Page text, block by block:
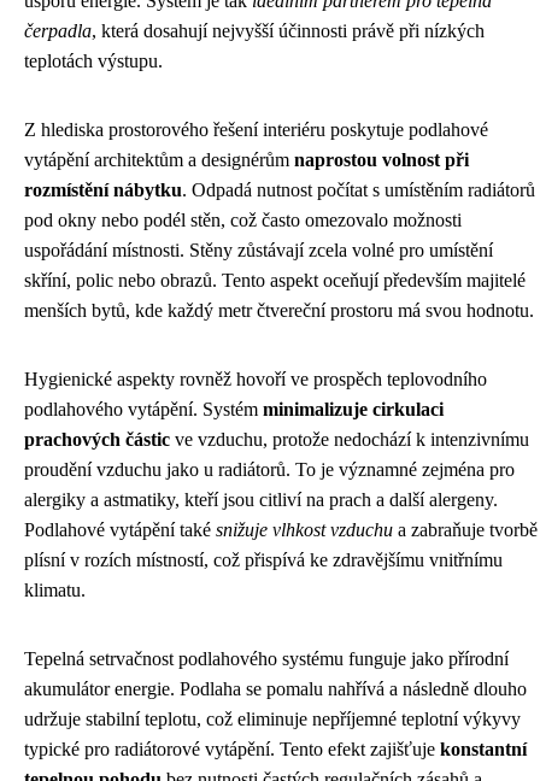
čerpadla, která dosahují nejvyšší účinnosti právě při nízkých
teplotách výstupu.
Z hlediska prostorového řešení interiéru poskytuje podlahové
vytápění architektům a designérům naprostou volnost při
rozmístění nábytku. Odpadá nutnost počítat s umístěním radiátorů
pod okny nebo podél stěn, což často omezovalo možnosti
uspořádání místnosti. Stěny zůstávají zcela volné pro umístění
skříní, polic nebo obrazů. Tento aspekt oceňují především majitelé
menších bytů, kde každý metr čtvereční prostoru má svou hodnotu.
Hygienické aspekty rovněž hovoří ve prospěch teplovodního
podlahového vytápění. Systém minimalizuje cirkulaci
prachových částic ve vzduchu, protože nedochází k intenzivnímu
proudění vzduchu jako u radiátorů. To je významné zejména pro
alergiky a astmatiky, kteří jsou citliví na prach a další alergeny.
Podlahové vytápění také snižuje vlhkost vzduchu a zabraňuje tvorbě
plísní v rozích místností, což přispívá ke zdravějšímu vnitřnímu
klimatu.
Tepelná setrvačnost podlahového systému funguje jako přírodní
akumulátor energie. Podlaha se pomalu nahřívá a následně dlouho
udržuje stabilní teplotu, což eliminuje nepříjemné teplotní výkyvy
typické pro radiátorové vytápění. Tento efekt zajišťuje konstantní